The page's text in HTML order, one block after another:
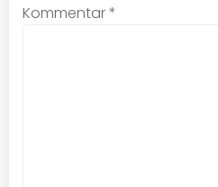
Kommentar*